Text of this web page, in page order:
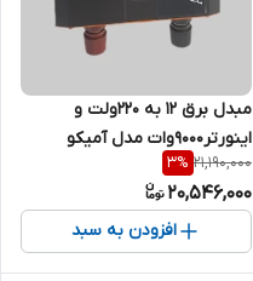
مبدل برق ۱۲ به ۲۲۰ولت و
اینورتر9000وات مدل آمیکو
21,190,000
3%
20,546,000
افزودن به سبد